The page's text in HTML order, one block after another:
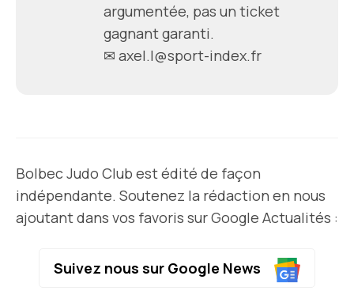
argumentée, pas un ticket
gagnant garanti.
✉ axel.l@sport-index.fr
Bolbec Judo Club est édité de façon
indépendante. Soutenez la rédaction en nous
ajoutant dans vos favoris sur Google Actualités :
Suivez nous sur Google News